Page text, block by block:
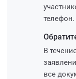
телефон.
В
все